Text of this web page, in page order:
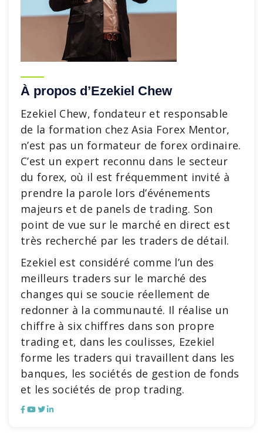
À propos d’Ezekiel Chew
Ezekiel Chew, fondateur et responsable
de la formation chez Asia Forex Mentor,
n’est pas un formateur de forex ordinaire.
C’est un expert reconnu dans le secteur
du forex, où il est fréquemment invité à
prendre la parole lors d’événements
majeurs et de panels de trading. Son
point de vue sur le marché en direct est
très recherché par les traders de détail.
Ezekiel est considéré comme l’un des
meilleurs traders sur le marché des
changes qui se soucie réellement de
redonner à la communauté. Il réalise un
chiffre à six chiffres dans son propre
trading et, dans les coulisses, Ezekiel
forme les traders qui travaillent dans les
banques, les sociétés de gestion de fonds
et les sociétés de prop trading.